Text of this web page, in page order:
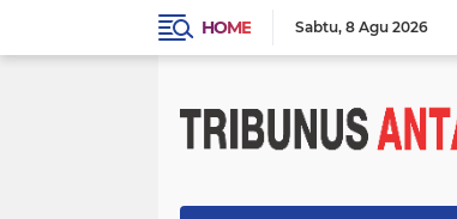
HOME Sabtu 8 Agu 2026